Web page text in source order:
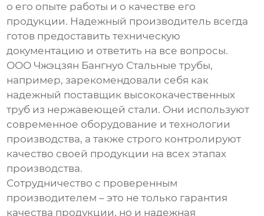
о его опыте работы и о качестве его
продукции. Надежный производитель всегда
готов предоставить техническую
документацию и ответить на все вопросы.
ООО Чжэцзян Бангнуо Стальные трубы,
например, зарекомендовали себя как
надежный поставщик высококачественных
труб из нержавеющей стали. Они используют
современное оборудование и технологии
производства, а также строго контролируют
качество своей продукции на всех этапах
производства.
Сотрудничество с проверенным
производителем – это не только гарантия
качества продукции, но и надежная